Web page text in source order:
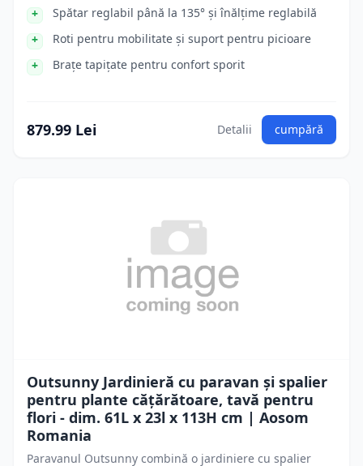
Spătar reglabil până la 135° și înălțime reglabilă
Roti pentru mobilitate și suport pentru picioare
Brațe tapițate pentru confort sporit
879.99 Lei Detalii cumpără
Outsunny Jardinieră cu paravan și spalier
pentru plante cățărătoare, tavă pentru
flori - dim. 61L x 23l x 113H cm | Aosom
Romania
Paravanul Outsunny combină o jardiniere cu spalier